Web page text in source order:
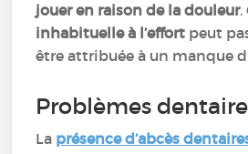
jouer en raison de la douleur.
inhabituelle à l’effort peut
être attribuée à un manque
Problèmes
La présence d’abcès